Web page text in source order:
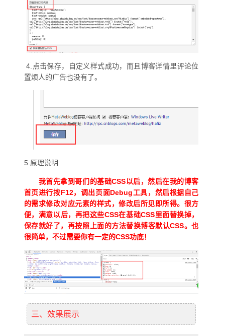
4.点击保存，自定义样式成功，而且博客详情里评论位
置烦人的广告也没有了。
5.原理说明
我首先拿到哥们的基础CSS以后，然后在我的博客
首页进行按F12，调出页面Debug工具，然后根据自己
的需求修改对应元素的样式，修改后所见即所得。很方
便，满意以后，再把这些CSS在基础CSS里面替换掉，
保存就好了，再按照上面的方法替换博客默认CSS。也
很简单，不过需要你有一定的CSS功底！
三、效果展示